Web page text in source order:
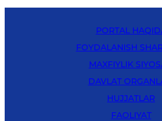
PORTAL
FOYDALANISH
MAXFIYLIK
DAVLAT
HUJJATLAR
FAOLIYAT